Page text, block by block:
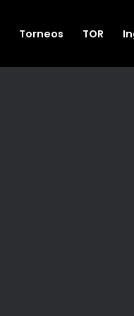
Torneos TOR